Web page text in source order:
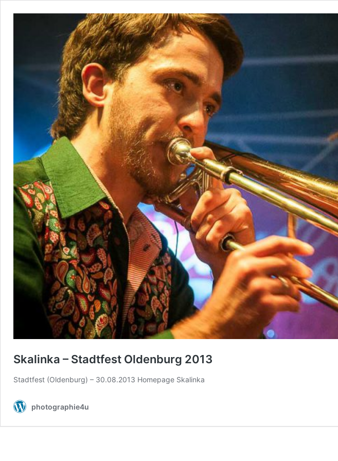
Skalinka – Stadtfest Oldenburg 2013
Stadtfest (Oldenburg) – 30.08.2013 Homepage Skalinka
photographie4u